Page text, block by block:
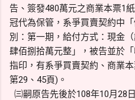
告、簽發480萬元之商業本票1
冠代為保管，系爭買賣契約中
別：第一期，給付方式：現金
肆佰捌拾萬元整」，被告並於
指印，有系爭買賣契約、商業
第29、45頁)。
㈢嗣原告先後於108年10月28